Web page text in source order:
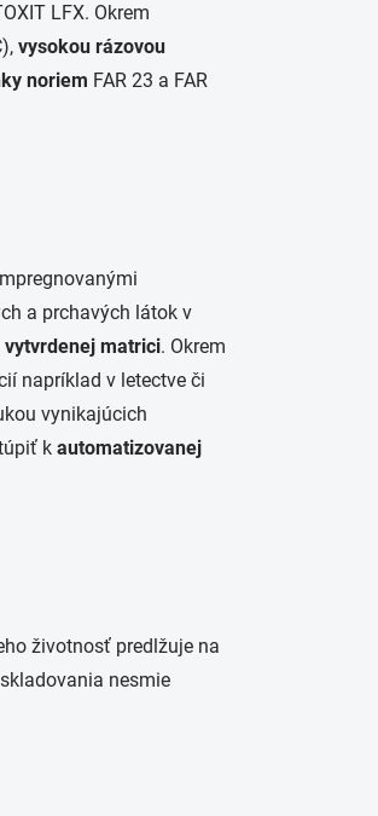
LFX. Okrem
vysokou rázovou
noriem FAR 23 a FAR
a prchavých látok v
vytvrdenej matrici. Okrem
napríklad v letectve či
vynikajúcich
k automatizovanej
životnosť predlžuje na
nesmie